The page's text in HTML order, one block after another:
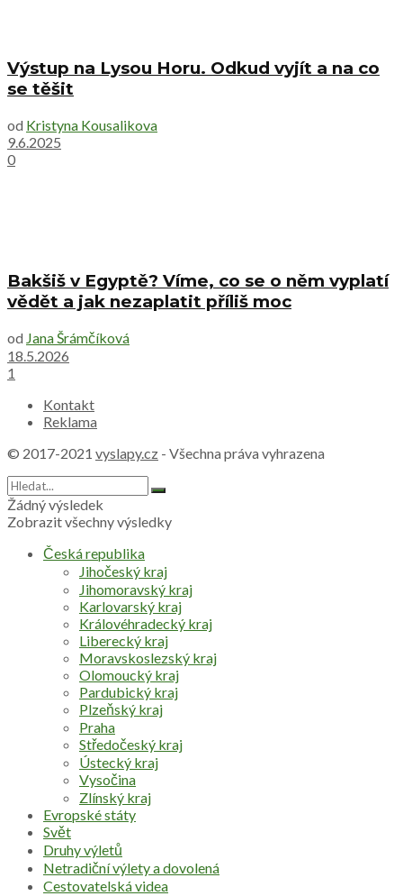
Výstup na Lysou Horu. Odkud vyjít a na co
se těšit
od Kristyna Kousalikova
9.6.2025
0
Bakšiš v Egyptě? Víme, co se o něm vyplatí
vědět a jak nezaplatit příliš moc
od Jana Šrámčíková
18.5.2026
1
Kontakt
Reklama
© 2017-2021 vyslapy.cz - Všechna práva vyhrazena
Žádný výsledek
Zobrazit všechny výsledky
Česká republika
Jihočeský kraj
Jihomoravský kraj
Karlovarský kraj
Královéhradecký kraj
Liberecký kraj
Moravskoslezský kraj
Olomoucký kraj
Pardubický kraj
Plzeňský kraj
Praha
Středočeský kraj
Ústecký kraj
Vysočina
Zlínský kraj
Evropské státy
Svět
Druhy výletů
Netradiční výlety a dovolená
Cestovatelská videa